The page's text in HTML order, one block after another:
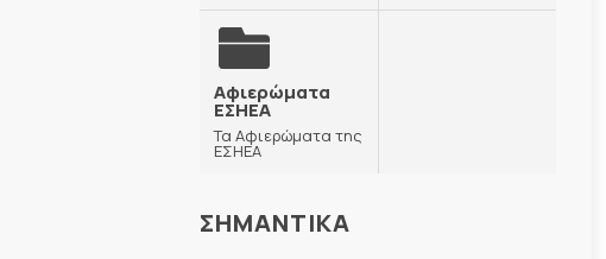
Αφιερώματα
ΕΣΗΕΑ
Τα Αφιερώματα της
ΕΣΗΕΑ
ΣΗΜΑΝΤΙΚΑ